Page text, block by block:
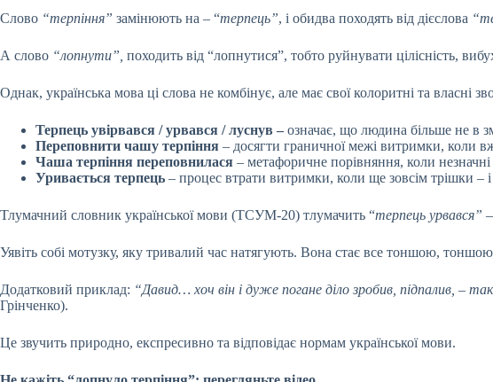
Слово “терпіння” замінюють на – “терпець”, і обидва походять від дієслова
А слово “лопнути”, походить від “лопнутися”, тобто руйнувати цілісність,
Однак, українська мова ці слова не комбінує, але має свої колоритні та
Терпець увірвався / урвався / луснув – означає, що людина більше не в
Переповнити чашу терпіння – досягти граничної межі витримки, коли
Чаша терпіння переповнилася – метафоричне порівняння, коли
Уривається терпець – процес втрати витримки, коли ще зовсім трішки – і
Тлумачний словник української мови (ТСУМ-20) тлумачить “терпець урвався”
Уявіть собі мотузку, яку тривалий час натягують. Вона стає все тоншою,
Додатковий приклад: “Давид… хоч він і дуже погане діло зробив, підпалив, –
Грінченко).
Це звучить природно, експресивно та відповідає нормам української мови.